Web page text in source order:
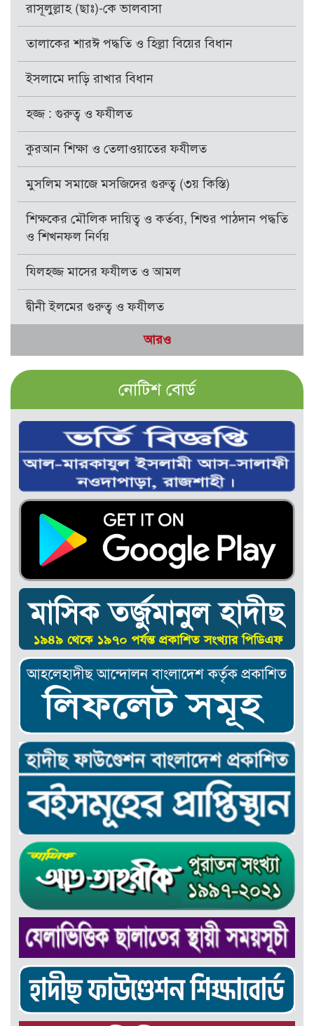
রাসূলুল্লাহ (ছাঃ)-কে ভালবাসা
তালাকের শারঈ পদ্ধতি ও হিল্লা বিয়ের বিধান
ইসলামে দাড়ি রাখার বিধান
হজ্জ : গুরুত্ব ও ফযীলত
কুরআন শিক্ষা ও তেলাওয়াতের ফযীলত
মুসলিম সমাজে মসজিদের গুরুত্ব (৩য় কিস্তি)
শিক্ষকের মৌলিক দায়িত্ব ও কর্তব্য, শিশুর পাঠদান পদ্ধতি
ও শিখনফল নির্ণয়
যিলহজ্জ মাসের ফযীলত ও আমল
দ্বীনী ইলমের গুরুত্ব ও ফযীলত
আরও
নোটিশ বোর্ড